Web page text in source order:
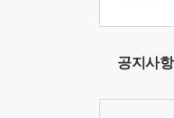
공지사항